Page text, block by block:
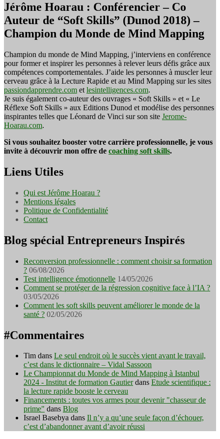
Jérôme Hoarau : Conférencier – Co
Auteur de “Soft Skills” (Dunod 2018) –
Champion du Monde de Mind Mapping
Champion du monde de Mind Mapping, j’interviens en conférence
pour former et inspirer les personnes à relever leurs défis grâce aux
compétences comportementales. J’aide les personnes à muscler leur
cerveau grâce à la Lecture Rapide et au Mind Mapping sur les sites
passiondapprendre.com et lesintelligences.com.
Je suis également co-auteur des ouvrages « Soft Skills » et « Le
Réflexe Soft Skills » aux Editions Dunod et modélise des personnes
inspirantes telles que Léonard de Vinci sur son site Jerome-
Hoarau.com.
Si vous souhaitez booster votre carrière professionnelle, je vous
invite à découvrir mon offre de coaching soft skills.
Liens Utiles
Qui est Jérôme Hoarau ?
Mentions légales
Politique de Confidentialité
Contact
Blog spécial Entrepreneurs Inspirés
Reconversion professionnelle : comment choisir sa formation
? 06/08/2026
Test intelligence émotionnelle 14/05/2026
Comment se protéger de la régression cognitive face à l’IA ?
03/05/2026
Comment les soft skills peuvent améliorer le monde de la
santé ? 02/05/2026
#Commentaires
Tim dans Le seul endroit où le succès vient avant le travail,
c’est dans le dictionnaire – Vidal Sassoon
Le Championnat du Monde de Mind Mapping à Istanbul
2024 - Institut de formation Gautierdans Etude scientifique :
la lecture rapide booste le cerveau
Financements : toutes vos armes pour devenir "chasseur de
prime" dans Blog
Israel Basebya dans Il n’y a qu’une seule façon d’échouer,
c’est d’abandonner avant d’avoir réussi